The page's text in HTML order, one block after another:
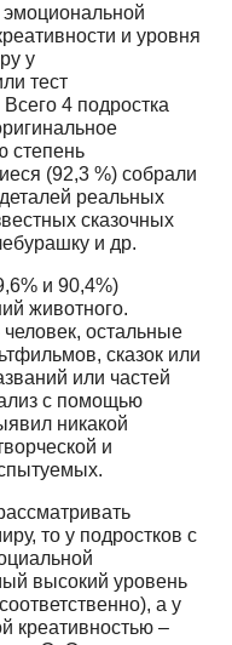
и уровня
у
тест
4 подростка
степень
(92,3 %) собрали
реальных
сказочных
и др.
и 90,4%)
животного.
остальные
сказок или
или частей
с помощью
никакой
и
то у подростков с
высокий уровень
а у
креативностью –